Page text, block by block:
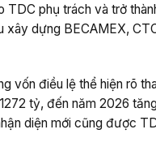
phụ trách và trở
dựng BECAMEX,
vốn điều lệ thể hiện rõ
tỷ, đến năm 2026
diện mới cũng được